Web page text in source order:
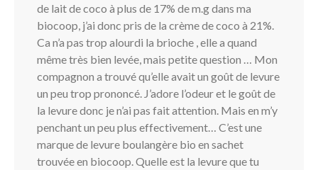
de lait de coco à plus de 17% de m.g dans ma
biocoop, j’ai donc pris de la crème de coco à 21%.
Ca n’a pas trop alourdi la brioche , elle a quand
même très bien levée, mais petite question … Mon
compagnon a trouvé qu’elle avait un goût de levure
un peu trop prononcé. J’adore l’odeur et le goût de
la levure donc je n’ai pas fait attention. Mais en m’y
penchant un peu plus effectivement… C’est une
marque de levure boulangère bio en sachet
trouvée en biocoop. Quelle est la levure que tu